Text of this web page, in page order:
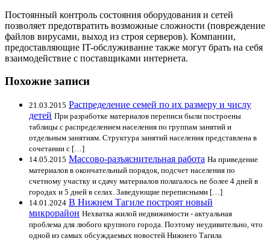
Постоянный контроль состояния оборудования и сетей
позволяет предотвратить возможные сложности (повреждение
файлов вирусами, выход из строя серверов). Компании,
предоставляющие IT-обслуживание также могут брать на себя
взаимодействие с поставщиками интернета.
Похожие записи
21.03.2015 Распределение семей по их размеру и числу
детей При разработке материалов переписи были построены
таблицы с распределением населения по группам занятий и
отдельным занятиям. Структура занятий населения представлена в
сочетании с […]
14.05.2015 Массово-разъяснительная работа На приведение
материалов в окончательный порядок, подсчет населения по
счетному участку и сдачу материалов полагалось не более 4 дней в
городах и 5 дней в селах. Заведующие переписными […]
14.01.2024 В Нижнем Тагиле построят новый
микрорайон Нехватка жилой недвижимости - актуальная
проблема для любого крупного города. Поэтому неудивительно, что
одной из самых обсуждаемых новостей Нижнего Тагила